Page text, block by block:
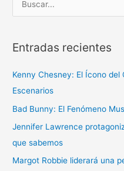
u
c
r
p
o
r
:
Entradas recientes
Kenny Chesney: El Ícono
Escenarios
Bad Bunny: El Fenómeno
Jennifer Lawrence
que sabemos
Margot Robbie liderará una